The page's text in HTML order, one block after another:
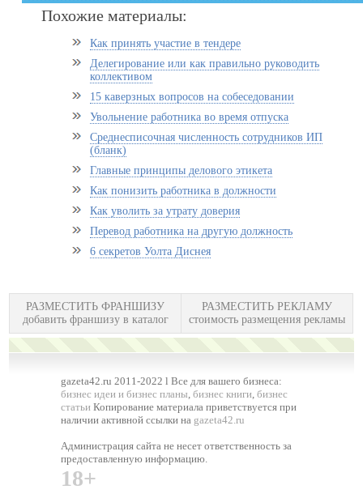
Похожие материалы:
Как принять участие в тендере
Делегирование или как правильно руководить
коллективом
15 каверзных вопросов на собеседовании
Увольнение работника во время отпуска
Среднесписочная численность сотрудников ИП
(бланк)
Главные принципы делового этикета
Как понизить работника в должности
Как уволить за утрату доверия
Перевод работника на другую должность
6 секретов Уолта Диснея
РАЗМЕСТИТЬ ФРАНШИЗУ
добавить франшизу в каталог
РАЗМЕСТИТЬ РЕКЛАМУ
стоимость размещения рекламы
gazeta42.ru 2011-2022 l Все для вашего бизнеса:
бизнес идеи и бизнес планы,бизнес книги,бизнес
статьи Копирование материала приветствуется при
наличии активной ссылки на gazeta42.ru
Администрация сайта не несет ответственность за
предоставленную информацию.
18+